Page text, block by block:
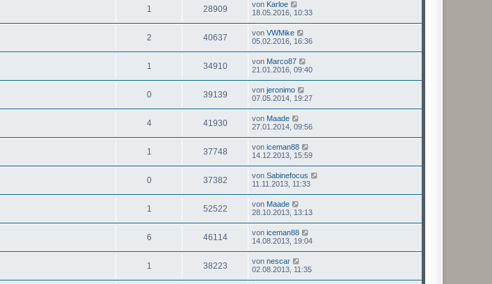
1 28909 von Karloe
18.05.2016, 10:33
2 40637 von VWMike
05.02.2016, 16:36
1 34910 von Marco87
21.01.2016, 09:40
0 39139 von jeronimo
07.05.2014, 19:27
4 41930 von Maade
27.01.2014, 09:56
1 37748 von iceman88
14.12.2013, 15:59
0 37382 von Sabinefocus
11.11.2013, 11:33
1 52522 von Maade
28.10.2013, 13:13
6 46114 von iceman88
14.08.2013, 19:04
1 38223 von nescar
02.08.2013, 11:35